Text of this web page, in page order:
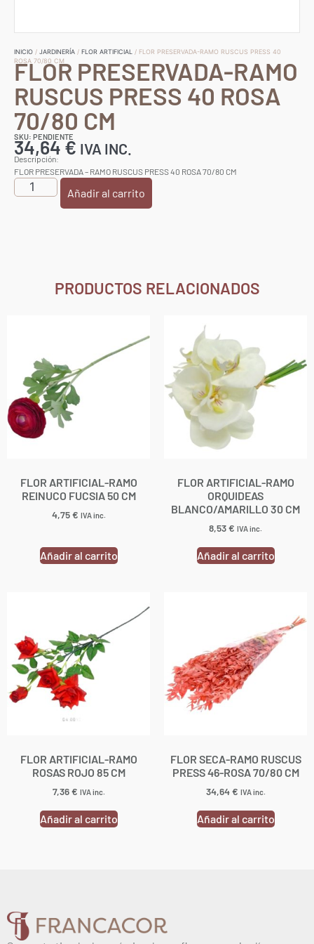
INICIO / JARDINERÍA / FLOR ARTIFICIAL
/ FLOR PRESERVADA-RAMO RUSCUS PRESS 40
ROSA 70/80 CM
FLOR PRESERVADA-RAMO
RUSCUS PRESS 40 ROSA
70/80 CM
SKU: PENDIENTE
34,64€ IVA INC.
Descripción:
FLOR PRESERVADA – RAMO RUSCUS PRESS 40 ROSA 70/80 CM
Añadir al carrito
PRODUCTOS RELACIONADOS
FLOR ARTIFICIAL-RAMO
REINUCO FUCSIA 50 CM
4,75€ IVA inc.
Añadir al carrito
FLOR ARTIFICIAL-RAMO
ORQUIDEAS
BLANCO/AMARILLO 30 CM
8,53€ IVA inc.
Añadir al carrito
FLOR ARTIFICIAL-RAMO
ROSAS ROJO 85 CM
7,36€ IVA inc.
Añadir al carrito
FLOR SECA-RAMO RUSCUS
PRESS 46-ROSA 70/80 CM
34,64€ IVA inc.
Añadir al carrito